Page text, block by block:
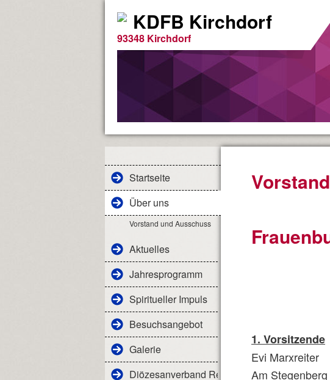
KDFB Kirchdorf
93348 Kirchdorf
Startseite
Über uns
Vorstand und Ausschuss
Aktuelles
Jahresprogramm
Spiritueller Impuls
Besuchsangebot
Galerie
Diözesanverband Regensburg
1. Vorsitzende
Evi Marxreiter
Am Stegenberg